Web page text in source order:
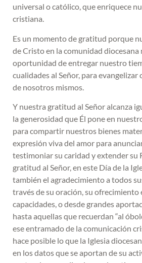
universal o católico, que enriquece
cristiana.
Es un momento de gratitud porque
de Cristo en la comunidad diocesana
oportunidad de entregar nuestro
cualidades al Señor, para
de nosotros mismos.
Y nuestra gratitud al Señor alcanza
la generosidad que Él pone en
para compartir nuestros bienes
expresión viva del amor para
testimoniar su caridad y extender su
gratitud al Señor, en este Día de la
también el agradecimiento a todos
través de su oración, su ofrecimiento
capacidades, o desde grandes
hasta aquellas que recuerdan “al
ese entramado de la comunicación
hace posible lo que la Iglesia
en los datos que se aportan de su